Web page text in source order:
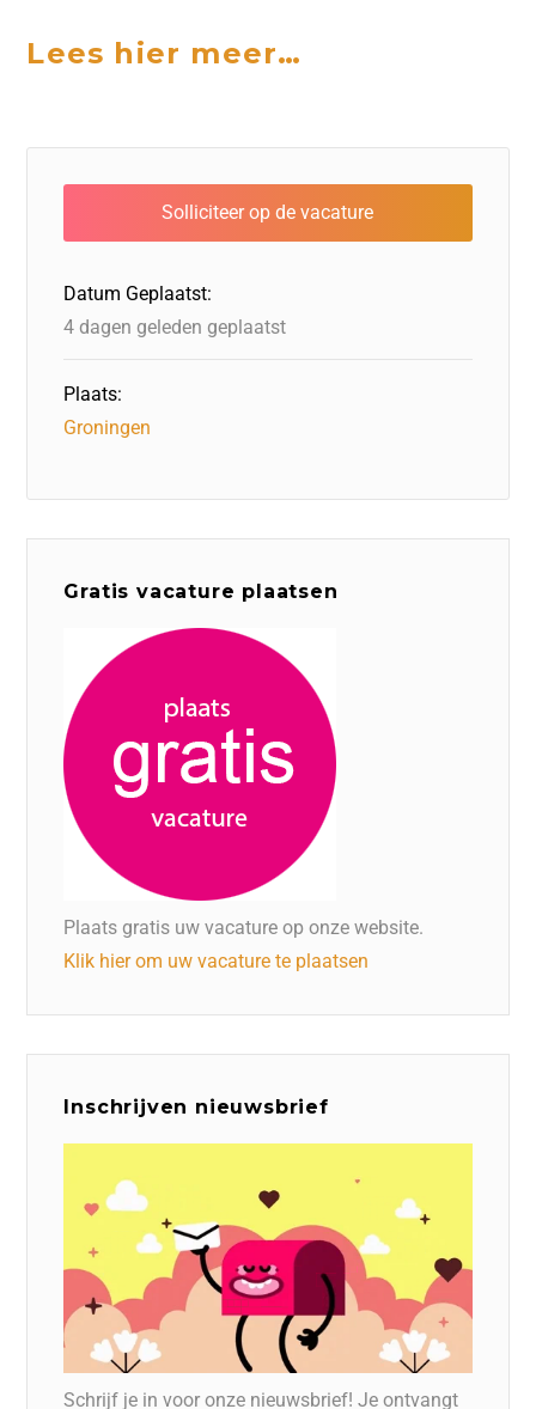
Lees hier meer…
Datum Geplaatst:
4 dagen geleden geplaatst
Plaats:
Groningen
Gratis vacature plaatsen
Plaats gratis uw vacature op onze website.
Klik hier om uw vacature te plaatsen
Inschrijven nieuwsbrief
Schrijf je in voor onze nieuwsbrief! Je ontvangt